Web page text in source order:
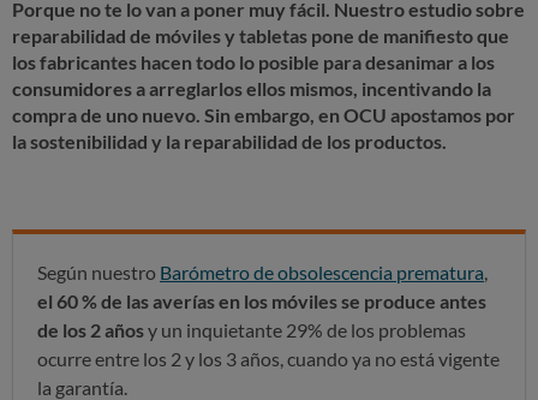
Porque no te lo van a poner muy fácil. Nuestro estudio sobre
reparabilidad de móviles y tabletas pone de manifiesto que
los fabricantes hacen todo lo posible para desanimar a los
consumidores a arreglarlos ellos mismos, incentivando la
compra de uno nuevo. Sin embargo, en OCU apostamos por
la sostenibilidad y la reparabilidad de los productos.
Según nuestro Barómetro de obsolescencia prematura
el 60 % de las averías en los móviles se produce antes
de los 2 añosy un inquietante 29% de los problemas
ocurre entre los 2 y los 3 años, cuando ya no está vigente
la garantía.